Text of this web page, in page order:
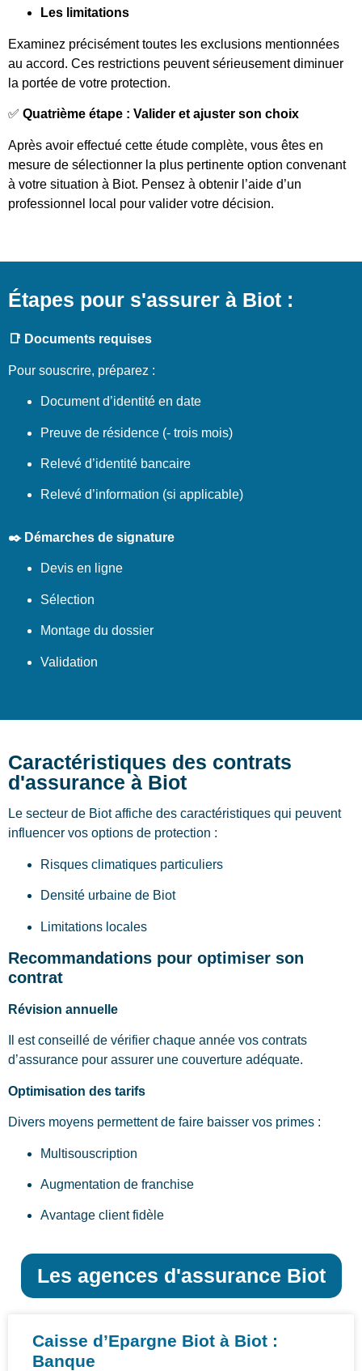
Les limitations
Examinez précisément toutes les exclusions mentionnées
au accord. Ces restrictions peuvent sérieusement diminuer
la portée de votre protection.
✅ Quatrième étape : Valider et ajuster son choix
Après avoir effectué cette étude complète, vous êtes en
mesure de sélectionner la plus pertinente option convenant
à votre situation à Biot. Pensez à obtenir l’aide d’un
professionnel local pour valider votre décision.
Étapes pour s'assurer à Biot :
📑 Documents requises
Pour souscrire, préparez :
Document d’identité en date
Preuve de résidence (- trois mois)
Relevé d’identité bancaire
Relevé d’information (si applicable)
✒️ Démarches de signature
Devis en ligne
Sélection
Montage du dossier
Validation
Caractéristiques des contrats
d'assurance à Biot
Le secteur de Biot affiche des caractéristiques qui peuvent
influencer vos options de protection :
Risques climatiques particuliers
Densité urbaine de Biot
Limitations locales
Recommandations pour optimiser son
contrat
Révision annuelle
Il est conseillé de vérifier chaque année vos contrats
d’assurance pour assurer une couverture adéquate.
Optimisation des tarifs
Divers moyens permettent de faire baisser vos primes :
Multisouscription
Augmentation de franchise
Avantage client fidèle
Les agences d'assurance Biot
Caisse d’Epargne Biot à Biot :
Banque